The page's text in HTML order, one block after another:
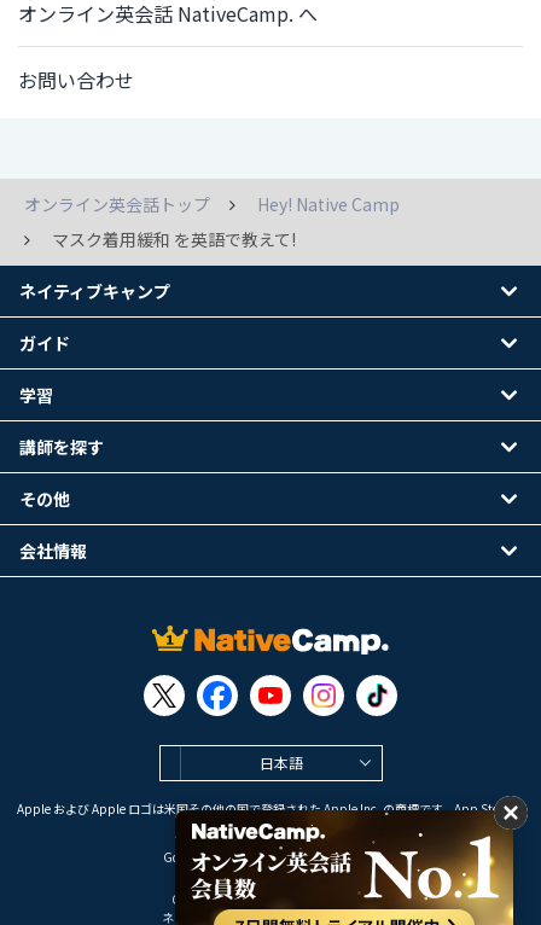
オンライン英会話 NativeCamp. へ
お問い合わせ
オンライン英会話トップ
Hey! Native Camp
マスク着用緩和 を英語で教えて!
日本語
Apple および Apple ロゴは米国その他の国で登録された Apple Inc. の商標です。App Store は
Apple Inc. のサービスマークです。
Google Play は Google LLC の商標です。
Copyright © 2026 オンライン英会話
ネイティブキャンプ All Rights Reserved.
ネイティブキャンプ
ガイド
学習
講師を探す
その他
会社情報